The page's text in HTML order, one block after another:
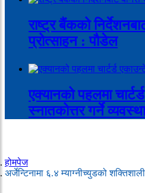
राष्ट्र बैंकको
प्रोत्साहन : पौडेल
एक्यानको पहलमा
स्नातकोत्तर गर्ने व्यवस्था
होमपेज
अर्जेन्टिनामा ६.४ म्याग्नीच्युडको